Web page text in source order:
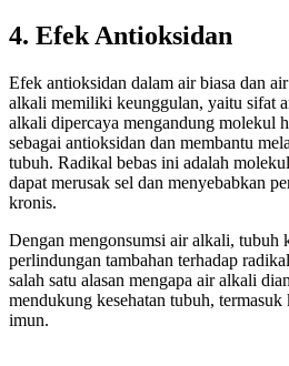
4. Efek Antioksidan
Efek antioksidan dalam air biasa dan
alkali memiliki keunggulan, yaitu sifat
alkali dipercaya mengandung molekul
sebagai antioksidan dan membantu
tubuh. Radikal bebas ini adalah
dapat merusak sel dan menyebabkan
kronis.
Dengan mengonsumsi air alkali, tubuh
perlindungan tambahan terhadap
salah satu alasan mengapa air alkali
mendukung kesehatan tubuh,
imun.